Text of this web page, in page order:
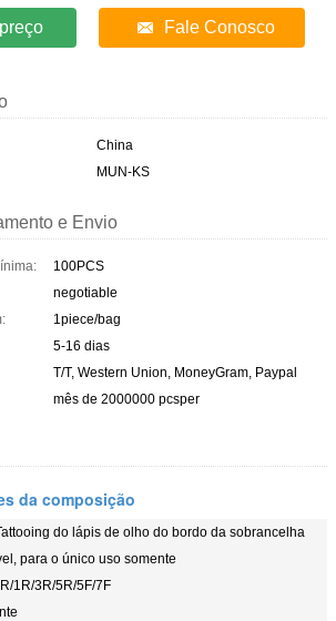
Fale Conosco
China
MUN-KS
e Envio
100PCS
negotiable
1piece/bag
5-16 dias
T/T, Western Union, MoneyGram, Paypal
mês de 2000000 pcsper
da composição
do lápis de olho do bordo da sobrancelha
para o único uso somente
1R/3R/5R/5F/7F